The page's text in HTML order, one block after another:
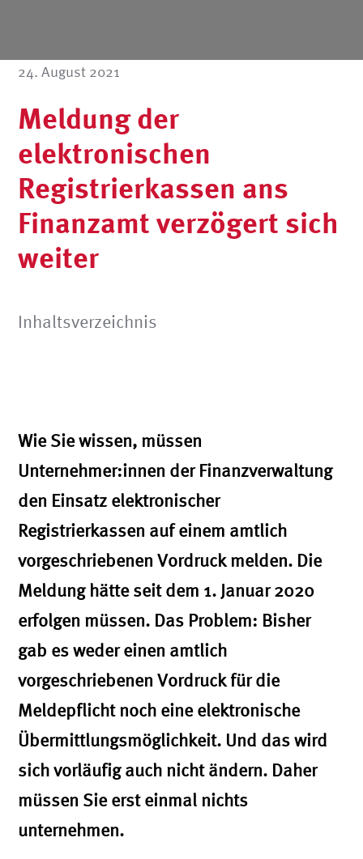
24. August 2021
Meldung der
elektronischen
Registrierkassen ans
Finanzamt verzögert sich
weiter
Inhaltsverzeichnis
Wie Sie wissen, müssen
Unternehmer:innen der Finanzverwaltung
den Einsatz elektronischer
Registrierkassen auf einem amtlich
vorgeschriebenen Vordruck melden. Die
Meldung hätte seit dem 1. Januar 2020
erfolgen müssen. Das Problem: Bisher
gab es weder einen amtlich
vorgeschriebenen Vordruck für die
Meldepflicht noch eine elektronische
Übermittlungsmöglichkeit. Und das wird
sich vorläufig auch nicht ändern. Daher
müssen Sie erst einmal nichts
unternehmen.